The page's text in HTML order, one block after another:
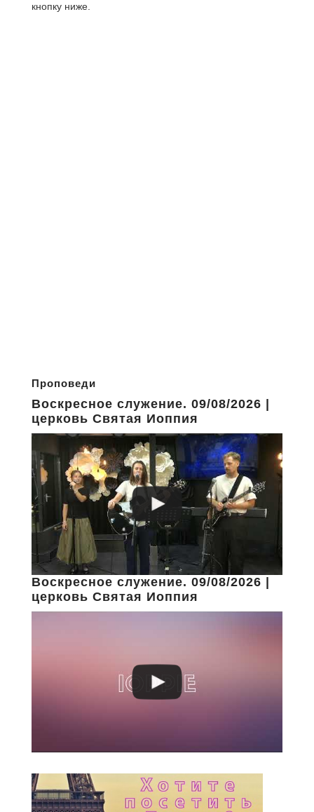
кнопку ниже.
Проповеди
Воскресное служение. 09/08/2026 |
церковь Святая Иоппия
Воскресное служение. 09/08/2026 |
церковь Святая Иоппия